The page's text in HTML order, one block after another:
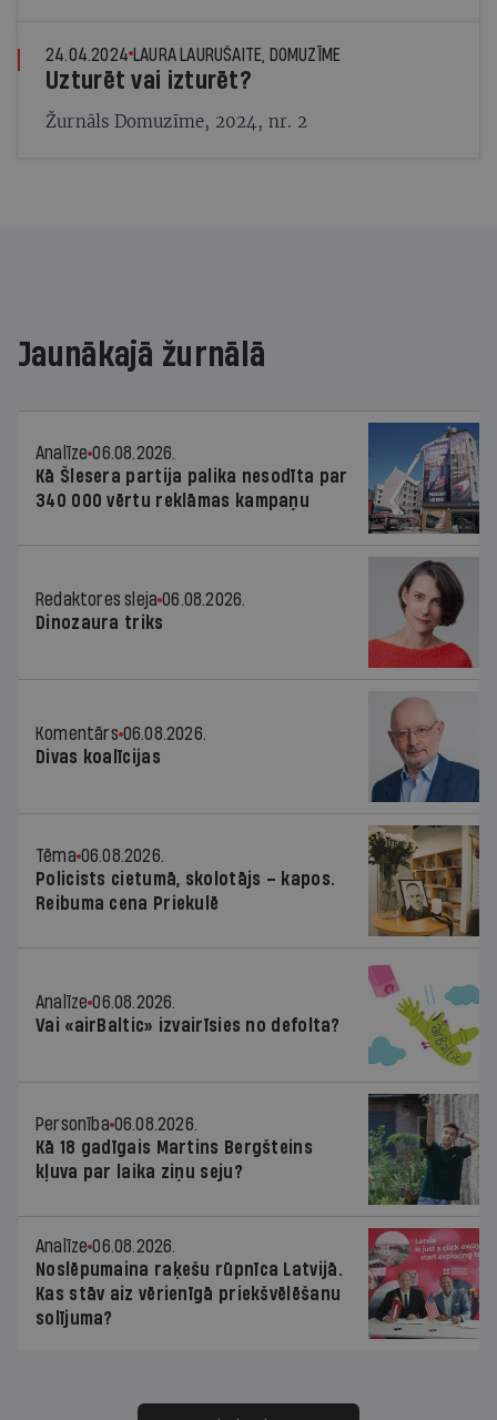
24.04.2024 LAURA LAURUŠAITE, DOMUZĪME
Uzturēt vai izturēt?
Žurnāls Domuzīme, 2024, nr. 2
Jaunākajā žurnālā
Analīze 06.08.2026.
Kā Šlesera partija palika nesodīta par
340 000 vērtu reklāmas kampaņu
Redaktores sleja 06.08.2026.
Dinozaura triks
Komentārs 06.08.2026.
Divas koalīcijas
Tēma 06.08.2026.
Policists cietumā, skolotājs – kapos.
Reibuma cena Priekulē
Analīze 06.08.2026.
Vai «airBaltic» izvairīsies no defolta?
Personība 06.08.2026.
Kā 18 gadīgais Martins Bergšteins
kļuva par laika ziņu seju?
Analīze 06.08.2026.
Noslēpumaina raķešu rūpnīca Latvijā.
Kas stāv aiz vērienīgā priekšvēlēšanu
solījuma?